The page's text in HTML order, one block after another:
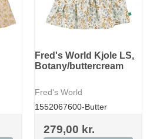
Fred's World Kjole LS,
Botany/buttercream
Fred's World
1552067600-Butter
279,00 kr.